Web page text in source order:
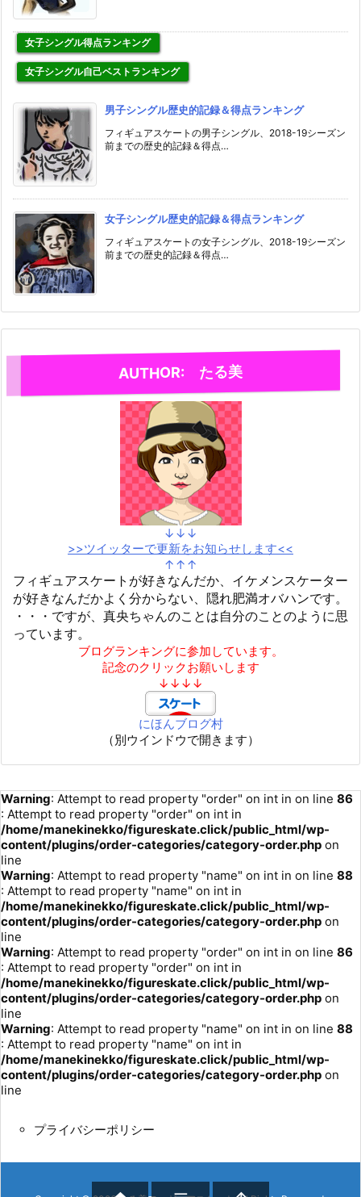
女子シングル得点ランキング
女子シングル自己ベストランキング
男子シングル歴史的記録＆得点ランキング
フィギュアスケートの男子シングル、2018-19シーズン
前までの歴史的記録＆得点…
女子シングル歴史的記録＆得点ランキング
フィギュアスケートの女子シングル、2018-19シーズン
前までの歴史的記録＆得点…
AUTHOR: たる美
↓↓↓
>>ツイッターで更新をお知らせします<<
↑↑↑
フィギュアスケートが好きなんだか、イケメンスケーター
が好きなんだかよく分からない、隠れ肥満オバハンです。
・・・ですが、真央ちゃんのことは自分のことのように思
っています。
ブログランキングに参加しています。
記念のクリックお願いします
↓↓↓↓
にほんブログ村
（別ウインドウで開きます）
Warning: Attempt to read property "order" on int in on line 86
: Attempt to read property "order" on int in
/home/manekinekko/figureskate.click/public_html/wp-
content/plugins/order-categories/category-order.php on
line
Warning: Attempt to read property "name" on int in on line 88
: Attempt to read property "name" on int in
/home/manekinekko/figureskate.click/public_html/wp-
content/plugins/order-categories/category-order.php on
line
Warning: Attempt to read property "order" on int in on line 86
: Attempt to read property "order" on int in
/home/manekinekko/figureskate.click/public_html/wp-
content/plugins/order-categories/category-order.php on
line
Warning: Attempt to read property "name" on int in on line 88
: Attempt to read property "name" on int in
/home/manekinekko/figureskate.click/public_html/wp-
content/plugins/order-categories/category-order.php on
line
プライバシーポリシー